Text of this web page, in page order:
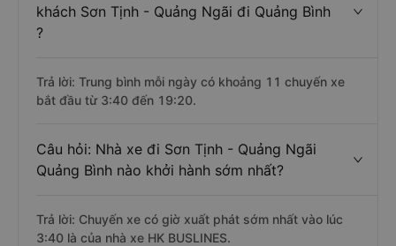
khách Sơn Tịnh - Quảng Ngãi đi Quảng Bình
?
Trả lời: Trung bình mỗi ngày có khoảng 11 chuyến xe
bắt đầu từ 3:40 đến 19:20.
Câu hỏi: Nhà xe đi Sơn Tịnh - Quảng Ngãi
Quảng Bình nào khởi hành sớm nhất?
Trả lời: Chuyến xe có giờ xuất phát sớm nhất vào lúc
3:40 là của nhà xe HK BUSLINES.